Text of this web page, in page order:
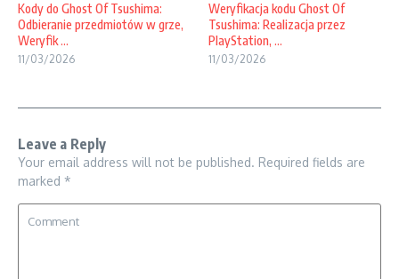
Kody do Ghost Of Tsushima:
Odbieranie przedmiotów w grze,
Weryfik ...
11/03/2026
Weryfikacja kodu Ghost Of
Tsushima: Realizacja przez
PlayStation, ...
11/03/2026
Leave a Reply
Your email address will not be published. Required fields are
marked *